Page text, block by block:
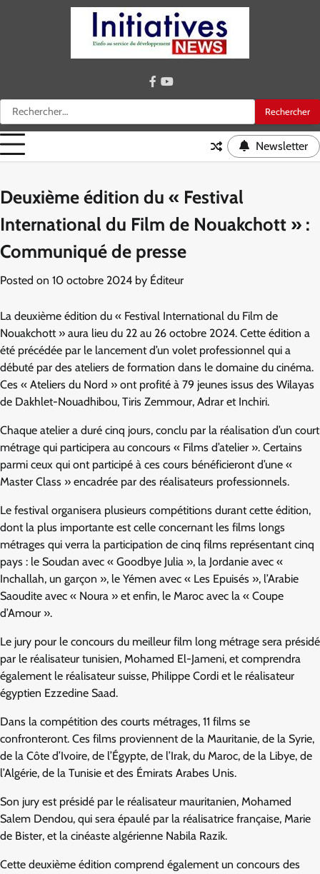
Rechercher :
facebook
youtube
Newsletter
Deuxième édition du « Festival
International du Film de Nouakchott » :
Communiqué de presse
Posted on 10 octobre 2024 by Éditeur
La deuxième édition du « Festival International du Film de
Nouakchott » aura lieu du 22 au 26 octobre 2024. Cette édition a
été précédée par le lancement d’un volet professionnel qui a
débuté par des ateliers de formation dans le domaine du cinéma.
Ces « Ateliers du Nord » ont profité à 79 jeunes issus des Wilayas
de Dakhlet-Nouadhibou, Tiris Zemmour, Adrar et Inchiri.
Chaque atelier a duré cinq jours, conclu par la réalisation d’un court
métrage qui participera au concours « Films d’atelier ». Certains
parmi ceux qui ont participé à ces cours bénéficieront d’une «
Master Class » encadrée par des réalisateurs professionnels.
Le festival organisera plusieurs compétitions durant cette édition,
dont la plus importante est celle concernant les films longs
métrages qui verra la participation de cinq films représentant cinq
pays : le Soudan avec « Goodbye Julia », la Jordanie avec «
Inchallah, un garçon », le Yémen avec « Les Epuisés », l’Arabie
Saoudite avec « Noura » et enfin, le Maroc avec la « Coupe
d’Amour ».
Le jury pour le concours du meilleur film long métrage sera présidé
par le réalisateur tunisien, Mohamed El-Jameni, et comprendra
également le réalisateur suisse, Philippe Cordi et le réalisateur
égyptien Ezzedine Saad.
Dans la compétition des courts métrages, 11 films se
confronteront. Ces films proviennent de la Mauritanie, de la Syrie,
de la Côte d’Ivoire, de l’Égypte, de l’Irak, du Maroc, de la Libye, de
l’Algérie, de la Tunisie et des Émirats Arabes Unis.
Son jury est présidé par le réalisateur mauritanien, Mohamed
Salem Dendou, qui sera épaulé par la réalisatrice française, Marie
de Bister, et la cinéaste algérienne Nabila Razik.
Cette deuxième édition comprend également un concours des